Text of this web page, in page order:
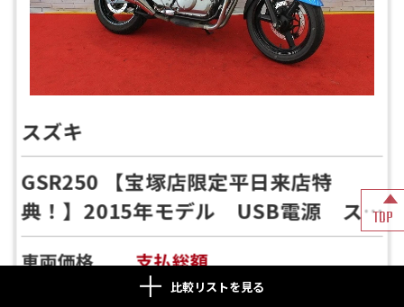
比較リストを見る
スズキ
GSR250 【宝塚店限定平日来店特
典！】2015年モデル USB電源 ス
クリーン装備
車両価格 支払総額
万円
TOP